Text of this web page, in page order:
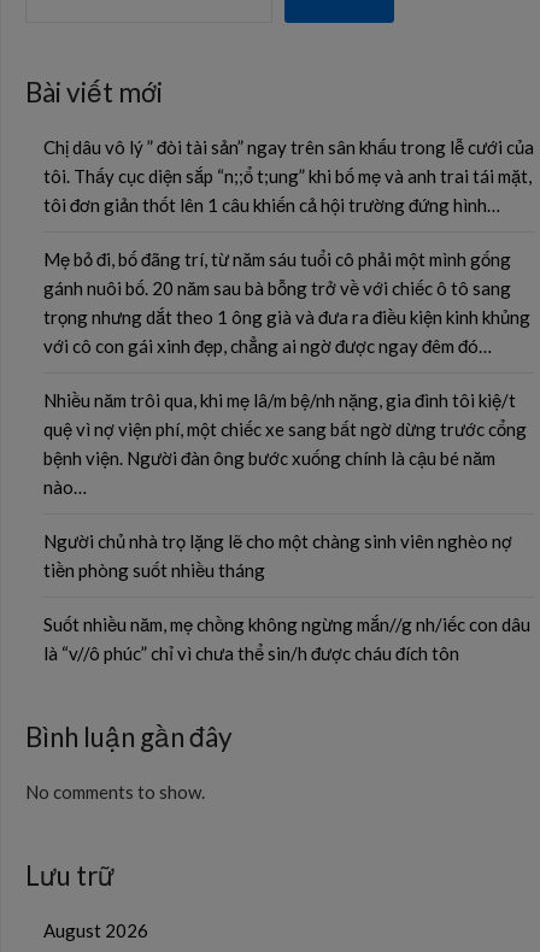
Bài viết mới
Chị dâu vô lý ” đòi tài sản” ngay trên sân khấu trong lễ cưới của
tôi. Thấy cục diện sắp “n;;ổ t;ung” khi bố mẹ và anh trai tái mặt,
tôi đơn giản thốt lên 1 câu khiến cả hội trường đứng hình…
Mẹ bỏ đi, bố đãng trí, từ năm sáu tuổi cô phải một mình gống
gánh nuôi bố. 20 năm sau bà bỗng trở về với chiếc ô tô sang
trọng nhưng dắt theo 1 ông già và đưa ra điều kiện kinh khủng
với cô con gái xinh đẹp, chẳng ai ngờ được ngay đêm đó…
Nhiều năm trôi qua, khi mẹ lâ/m bệ/nh nặng, gia đình tôi kiệ/t
quệ vì nợ viện phí, một chiếc xe sang bất ngờ dừng trước cổng
bệnh viện. Người đàn ông bước xuống chính là cậu bé năm
nào…
Người chủ nhà trọ lặng lẽ cho một chàng sinh viên nghèo nợ
tiền phòng suốt nhiều tháng
Suốt nhiều năm, mẹ chồng không ngừng mắn//g nh/iếc con dâu
là “v//ô phúc” chỉ vì chưa thể sin/h được cháu đích tôn
Bình luận gần đây
No comments to show.
Lưu trữ
August 2026